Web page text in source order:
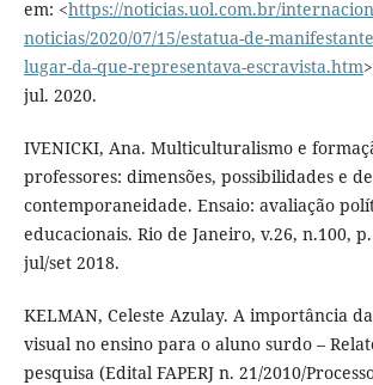
em: <https://noticias.uol.com.br/
noticias/2020/07/15/estatua-de-
lugar-da-que-representava-escravista.htm
jul. 2020.
IVENICKI, Ana. Multiculturalismo e
professores: dimensões, possibilidades e
contemporaneidade. Ensaio: avaliação
educacionais. Rio de Janeiro, v.26, n.100,
jul/set 2018.
KELMAN, Celeste Azulay. A importância
visual no ensino para o aluno surdo –
pesquisa (Edital FAPERJ n. 21/2010/